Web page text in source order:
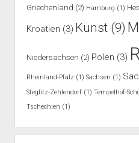
Griechenland (2) Hamburg (1)
Kroatien (3) Kunst(9)
Niedersachsen (2) Polen (3)
Rheinland-Pfalz(1) Sachsen (1)
Steglitz-Zehlendorf (1) Tempelhof-
Tschechien (1)